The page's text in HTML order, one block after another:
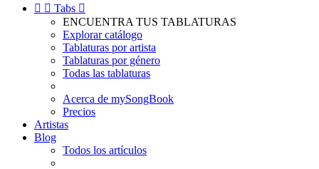
  Tabs 
ENCUENTRA TUS TABLATURAS
Explorar catálogo
Tablaturas por artista
Tablaturas por género
Todas las tablaturas
Acerca de mySongBook
Precios
Artistas
Blog
Todos los artículos